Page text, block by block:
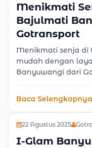
Menikmati
Bajulmati
Gotransport
Menikmati senja di
mudah dengan
Banyuwangi dari
dengan sopir.
wisata nyaman
Baca Selengkapnya
22 Agustus 2025
I-Glam